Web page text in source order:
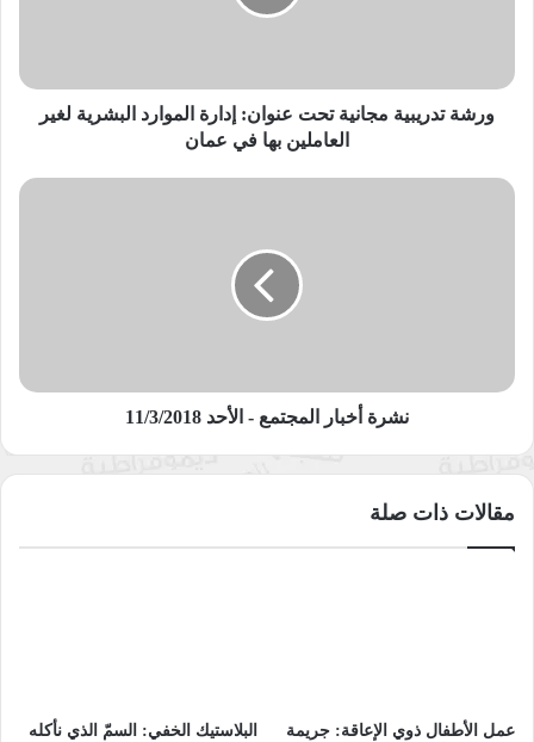
لغير
العاملين
عمان
ورشة تدريبية مجانية تحت عنوان: إدارة الموارد البشرية لغير
العاملين بها في عمان
نشرة
نشرة أخبار المجتمع - الأحد 11/3/2018
مقالات ذات صلة
عمل الأطفال ذوي الإعاقة: جريمة
البلاستيك الخفي: السمّ الذي نأكله